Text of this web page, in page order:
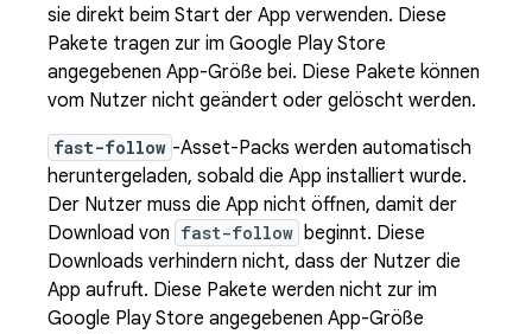
sie direkt beim Start der App verwenden. Diese
Pakete tragen zur im Google Play Store
angegebenen App-Größe bei. Diese Pakete können
vom Nutzer nicht geändert oder gelöscht werden.
fast-follow -Asset-Packs werden automatisch
heruntergeladen, sobald die App installiert wurde.
Der Nutzer muss die App nicht öffnen, damit der
Download von fast-follow beginnt. Diese
Downloads verhindern nicht, dass der Nutzer die
App aufruft. Diese Pakete werden nicht zur im
Google Play Store angegebenen App-Größe